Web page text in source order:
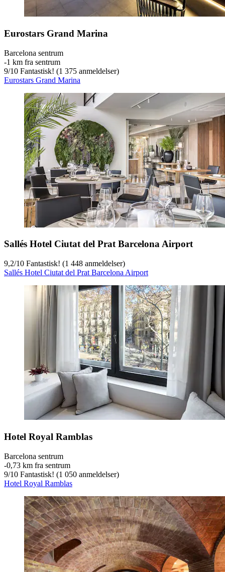
Eurostars Grand Marina
Barcelona sentrum
‐1 km fra sentrum
9/10 Fantastisk! (1 375 anmeldelser)
Eurostars Grand Marina
Sallés Hotel Ciutat del Prat Barcelona Airport
9,2/10 Fantastisk! (1 448 anmeldelser)
Sallés Hotel Ciutat del Prat Barcelona Airport
Hotel Royal Ramblas
Barcelona sentrum
‐0,73 km fra sentrum
9/10 Fantastisk! (1 050 anmeldelser)
Hotel Royal Ramblas